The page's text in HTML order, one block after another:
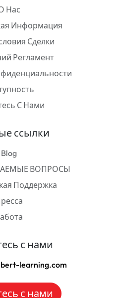
Нас
Информация
Сделки
Регламент
С Нами
ссылки
Blog
ВОПРОСЫ
Поддержка
с нами
learning.com
с нами